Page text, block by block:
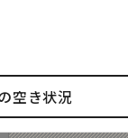
空き状況